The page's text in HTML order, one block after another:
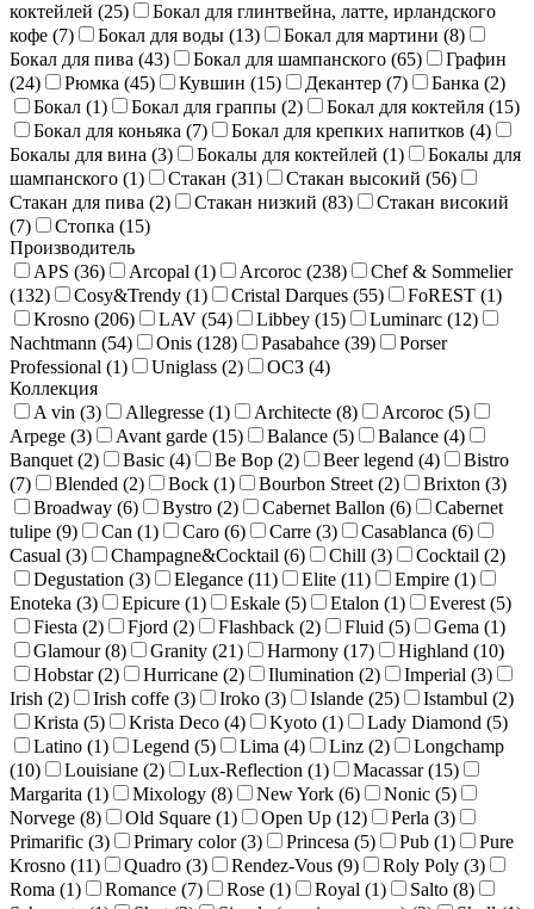
коктейлей (25)
Бокал для глинтвейна, латте, ирландского
кофе (7) Бокал для воды (13) Бокал для мартини (8)
Бокал для пива (43) Бокал для шампанского (65)
Графин
(24) Рюмка (45) Кувшин (15) Декантер (7) Банка (2)
Бокал (1) Бокал для граппы (2) Бокал для коктейля (15)
Бокал для коньяка (7) Бокал для крепких напитков (4)
Бокалы для вина (3) Бокалы для коктейлей (1)
Бокалы для
шампанского (1) Стакан (31) Стакан высокий (56)
Стакан для пива (2) Стакан низкий (83)
Стакан високий
(7) Стопка (15)
Производитель
APS (36) Arcopal (1) Arcoroc (238)
Chef & Sommelier
(132) Cosy&Trendy (1) Cristal Darques (55) FoREST (1)
Krosno (206) LAV (54) Libbey (15) Luminarc (12)
Nachtmann (54) Onis (128) Pasabahce (39)
Porser
Professional (1) Uniglass (2) ОСЗ (4)
Коллекция
A vin (3) Allegresse (1) Architecte (8) Arcoroc (5)
Arpege (3) Avant garde (15) Balance (5) Balance (4)
Banquet (2) Basic (4) Be Bop (2) Beer legend (4)
Bistro
(7) Blended (2) Bock (1) Bourbon Street (2) Brixton (3)
Broadway (6) Bystro (2) Cabernet Ballon (6)
Cabernet
tulipe (9) Can (1) Caro (6) Carre (3) Casablanca (6)
Casual (3) Champagne&Cocktail (6) Chill (3) Cocktail (2)
Degustation (3) Elegance (11) Elite (11) Empire (1)
Enoteka (3) Epicure (1) Eskale (5) Etalon (1) Everest (5)
Fiesta (2) Fjord (2) Flashback (2) Fluid (5) Gema (1)
Glamour (8) Granity (21) Harmony (17) Highland (10)
Hobstar (2) Hurricane (2) Ilumination (2) Imperial (3)
Irish (2) Irish coffe (3) Iroko (3) Islande (25) Istambul (2)
Krista (5) Krista Deco (4) Kyoto (1) Lady Diamond (5)
Latino (1) Legend (5) Lima (4) Linz (2)
Longchamp
(10) Louisiane (2) Lux-Reflection (1) Macassar (15)
Margarita (1) Mixology (8) New York (6) Nonic (5)
Norvege (8) Old Square (1) Open Up (12) Perla (3)
Primarific (3) Primary color (3) Princesa (5) Pub (1)
Pure
Krosno (11) Quadro (3) Rendez-Vous (9) Roly Poly (3)
Roma (1) Romance (7) Rose (1) Royal (1) Salto (8)